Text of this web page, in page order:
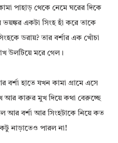
পাহাড় থেকে নেমে ঘরের দিকে
একটা সিংহ হাঁ করে তাকে
ডরায়? তার বর্শার এক খোঁচা
উলটিয়ে মরে গেল।
হাতে যখন কামা গ্রামে এসে
আর কারুর মুখ দিয়ে কথা বেরুচ্ছে
আর বর্শা আর সিংহটাকে নিয়ে কত
নাড়াতেও পারল না!